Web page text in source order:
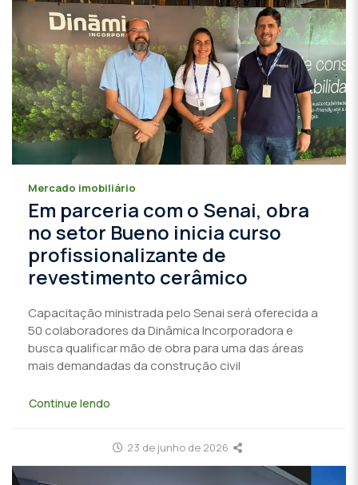
Mercado imobiliário
Em parceria com o Senai, obra
no setor Bueno inicia curso
profissionalizante de
revestimento cerâmico
Capacitação ministrada pelo Senai será oferecida a
50 colaboradores da Dinâmica Incorporadora e
busca qualificar mão de obra para uma das áreas
mais demandadas da construção civil
Continue lendo
23 de junho de 2026